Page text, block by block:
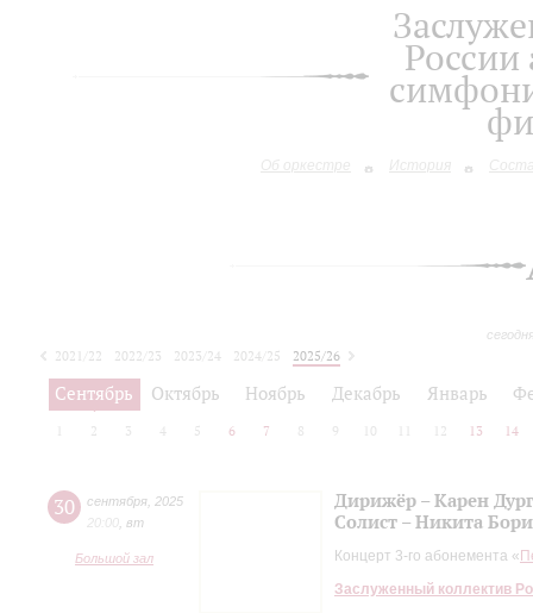
Об оркестре История
2021/22 2022/23 2023/24 2024/25
2025/26
2026/27
Сентябрь Октябрь Ноябрь Декабрь Январь
2 3 4 5 6 7 8 9 10 12 13 14
30 сентября 2025
20:00 вт
Большой зал
Дирижёр – Карен
Солист – Никита
Концерт 3-го абонемента «
Заслуженный коллектив